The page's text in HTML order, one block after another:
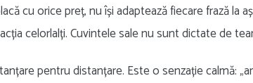
cu orice preț, nu își adaptează fiecare frază la
celorlalți. Cuvintele sale nu sunt dictate de
pentru distanțare. Este o senzație calmă: